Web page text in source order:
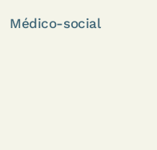
Médico-social